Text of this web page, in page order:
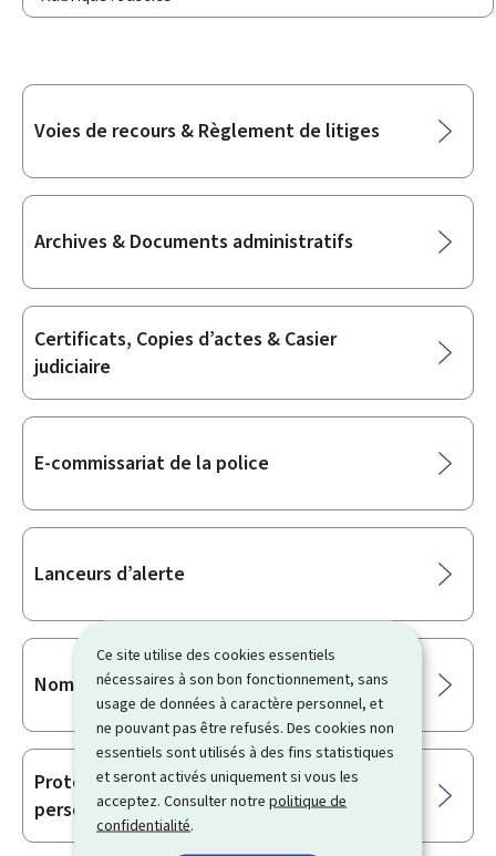
Ce site utilise des cookies essentiels
nécessaires à son bon fonctionnement, sans
usage de données à caractère personnel, et
ne pouvant pas être refusés. Des cookies non
essentiels sont utilisés à des fins statistiques
et seront activés uniquement si vous les
acceptez. Consulter notrepolitique de
confidentialité.
Sous-
Voies de recours & Règlement de litiges
Archives & Documents administratifs
Certificats, Copies d’actes & Casier
judiciaire
E-commissariat de la police
Lanceurs d’alerte
Nom, Prénom & Sexe
Protection des données à caractère
personnel